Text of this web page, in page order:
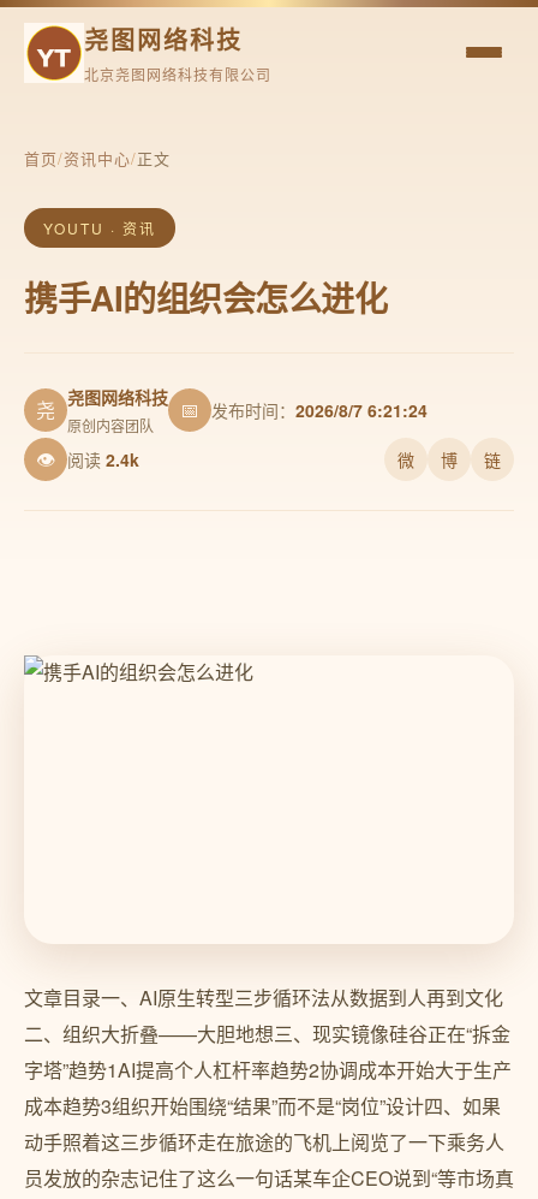
尧图网络科技
北京尧图网络科技有限公司
首页/资讯中心/正文
YOUTU · 资讯
携手AI的组织会怎么进化
尧 尧图网络科技
原创内容团队
📅 发布时间： 2026/8/7 6:21:24
👁 阅读 2.4k 微 博 链
文章目录一、AI原生转型三步循环法从数据到人再到文化
二、组织大折叠——大胆地想三、现实镜像硅谷正在“拆金
字塔”趋势1AI提高个人杠杆率趋势2协调成本开始大于生产
成本趋势3组织开始围绕“结果”而不是“岗位”设计四、如果
动手照着这三步循环走在旅途的飞机上阅览了一下乘务人
员发放的杂志记住了这么一句话某车企CEO说到“等市场真